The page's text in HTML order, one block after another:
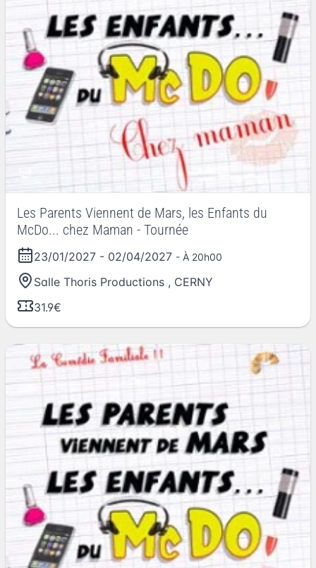
Les Parents Viennent de Mars, les Enfants du
McDo... chez Maman - Tournée
23/01/2027 - 02/04/2027 - À 20h00
Salle Thoris Productions , CERNY
31.9€